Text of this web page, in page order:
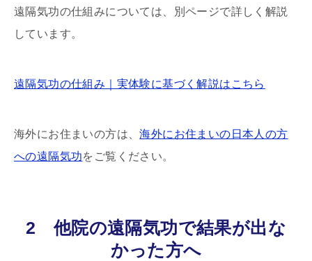
遠隔気功の仕組みについては、別ページで詳しく解説
しています。
遠隔気功の仕組み｜実体験に基づく解説はこちら
海外にお住まいの方は、海外にお住まいの日本人の方
への遠隔気功をご覧ください。
2 他院の遠隔気功で結果が出な
かった方へ